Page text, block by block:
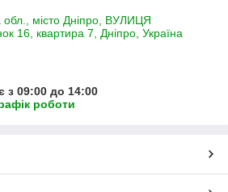
обл., місто Дніпро, ВУЛИЦЯ
16, квартира 7, Дніпро, Україна
з 09:00 до 14:00
роботи